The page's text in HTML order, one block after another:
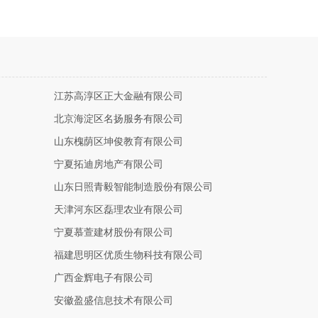
江苏高淳区正大金融有限公司
北京海淀区名扬服务有限公司
山东槐荫区坤俊教育有限公司
宁夏拓迪房地产有限公司
山东日照青毅智能制造股份有限公司
天津河东区磊理农业有限公司
宁夏慕萱建材股份有限公司
福建思明区优质生物科技有限公司
广西金辉电子有限公司
安徽盈盛信息技术有限公司